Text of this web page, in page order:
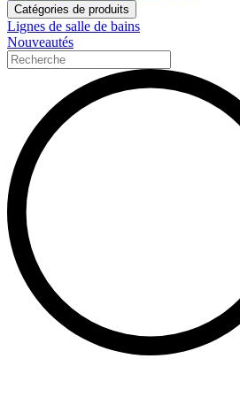
Catégories de produits
Lignes de salle de bains
Nouveautés